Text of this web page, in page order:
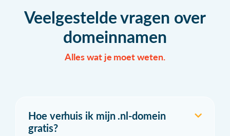
Veelgestelde vragen over
domeinnamen
Alles wat je moet weten.
Hoe verhuis ik mijn .nl-domein
gratis?